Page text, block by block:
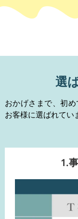
選
おかげさまで、初
お客様に選ばれてい
1.